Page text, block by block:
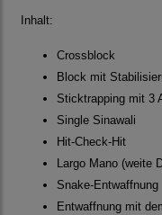
Inhalt:
Crossblock
Block mit
Sticktrapping mit 3
Single Sinawali
Hit-Check-Hit
Largo Mano (weite
Snake-Entwaffnung
Entwaffnung mit